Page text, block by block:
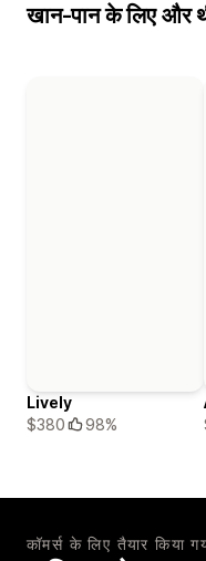
खान-पान के लिए और
Lively
$380
98%
कॉमर्स के लिए तैयार किया